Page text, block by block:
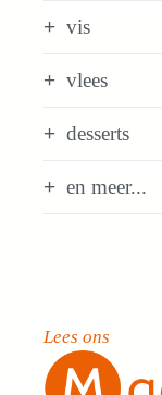
vis
vlees
desserts
en meer...
Lees ons